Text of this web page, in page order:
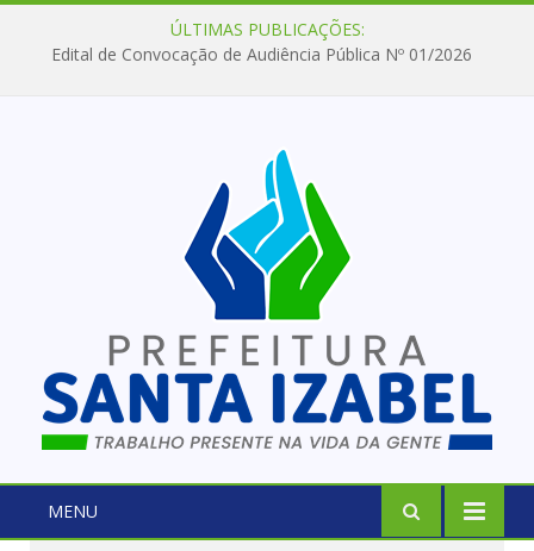
ÚLTIMAS PUBLICAÇÕES:
Edital de Convocação de Audiência Pública Nº 01/2026
MENU